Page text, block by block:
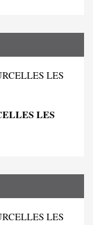
LES
LES
LES